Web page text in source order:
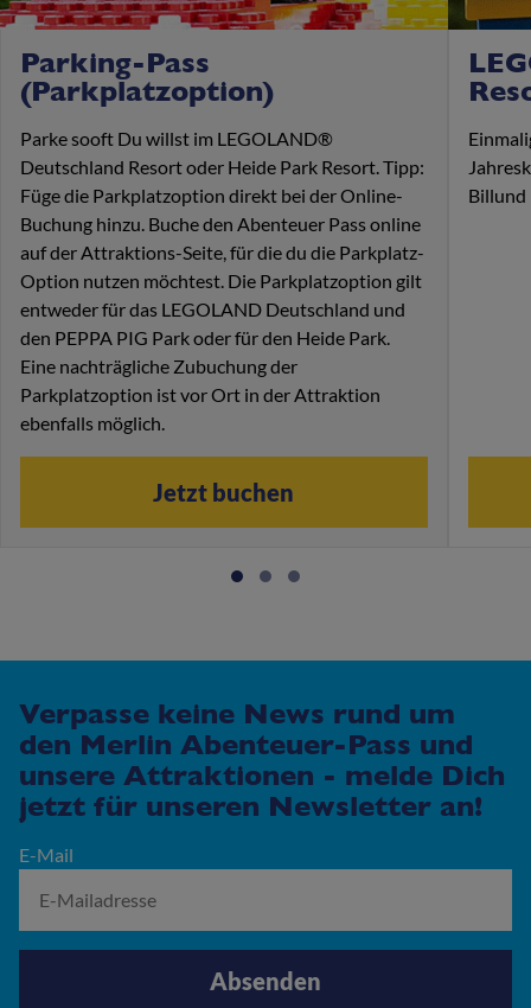
Parking-Pass
(Parkplatzoption)
Parke sooft Du willst im LEGOLAND®
Deutschland Resort oder Heide Park Resort. Tipp:
Füge die Parkplatzoption direkt bei der Online-
Buchung hinzu. Buche den Abenteuer Pass online
auf der Attraktions-Seite, für die du die Parkplatz-
Option nutzen möchtest. Die Parkplatzoption gilt
entweder für das LEGOLAND Deutschland und
den PEPPA PIG Park oder für den Heide Park.
Eine nachträgliche Zubuchung der
Parkplatzoption ist vor Ort in der Attraktion
ebenfalls möglich.
Jetzt buchen
Billund
Verpasse keine News rund um
den Merlin Abenteuer-Pass und
unsere Attraktionen - melde Dich
jetzt für unseren Newsletter an!
E-Mail
Absenden